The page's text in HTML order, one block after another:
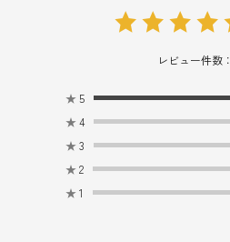
レビュー件数：
★ 5
★ 4
★ 3
★ 2
★ 1